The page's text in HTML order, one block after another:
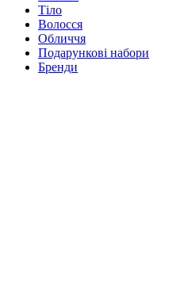
Тіло
Волосся
Обличчя
Подарункові набори
Бренди